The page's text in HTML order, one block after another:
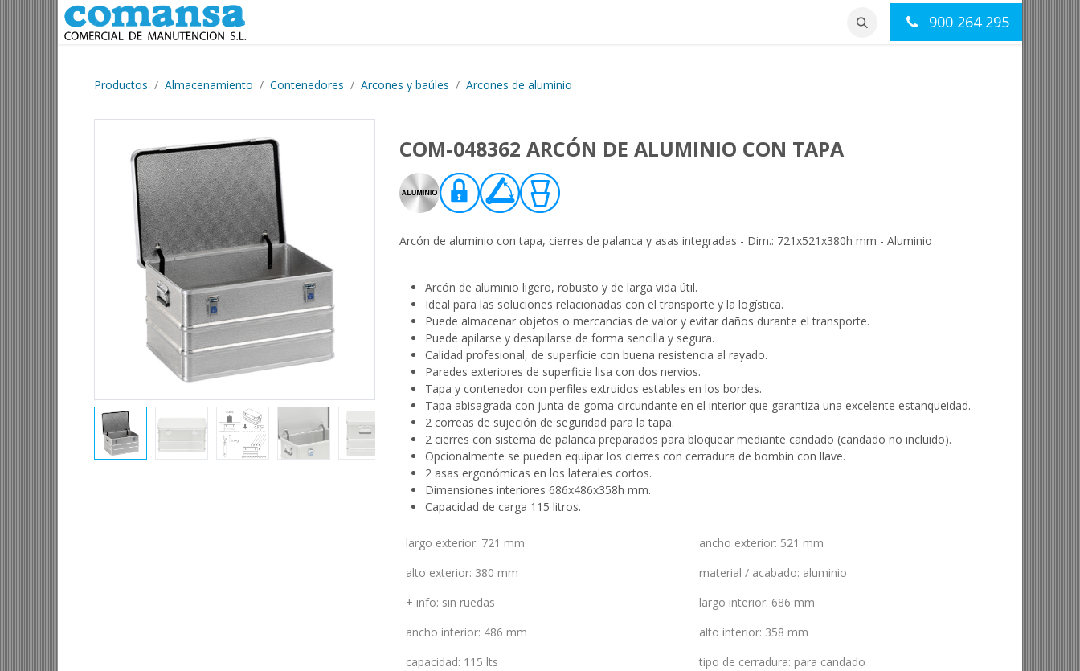
Ir al contenido
900 264 295
Productos Almacenamiento Contenedores Arcones y baúles Arcones de aluminio
COM-048362 ARCÓN DE ALUMINIO CON TAPA
Arcón de aluminio con tapa, cierres de palanca y asas integradas - Dim.: 721x521x380h mm - Aluminio
Arcón de aluminio ligero, robusto y de larga vida útil.
Ideal para las soluciones relacionadas con el transporte y la logística.
Puede almacenar objetos o mercancías de valor y evitar daños durante el transporte.
Puede apilarse y desapilarse de forma sencilla y segura.
Calidad profesional, de superficie con buena resistencia al rayado.
Paredes exteriores de superficie lisa con dos nervios.
Tapa y contenedor con perfiles extruidos estables en los bordes.
Tapa abisagrada con junta de goma circundante en el interior que garantiza una excelente estanqueidad.
2 correas de sujeción de seguridad para la tapa.
2 cierres con sistema de palanca preparados para bloquear mediante candado (candado no incluido).
Opcionalmente se pueden equipar los cierres con cerradura de bombín con llave.
2 asas ergonómicas en los laterales cortos.
Dimensiones interiores 686x486x358h mm.
Capacidad de carga 115 litros.
largo exterior: 721 mm ancho exterior: 521 mm
alto exterior: 380 mm material / acabado: aluminio
+ info: sin ruedas largo interior: 686 mm
ancho interior: 486 mm alto interior: 358 mm
capacidad: 115 lts tipo de cerradura: para candado